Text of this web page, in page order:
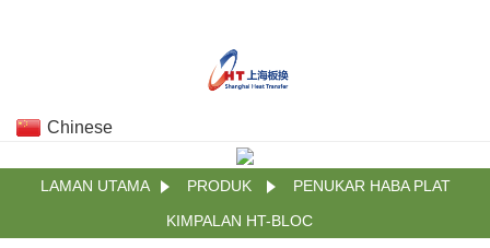
Chinese
LAMAN UTAMA PRODUK
PENUKAR HABA PLAT
KIMPALAN HT-BLOC